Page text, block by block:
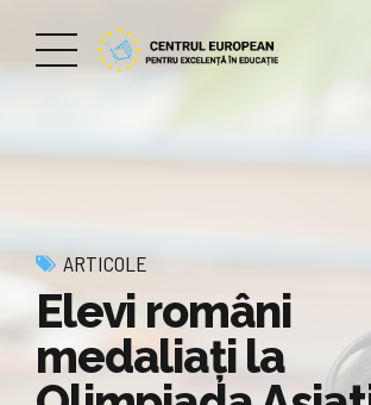
ARTICOLE
Elevi români
medaliați la